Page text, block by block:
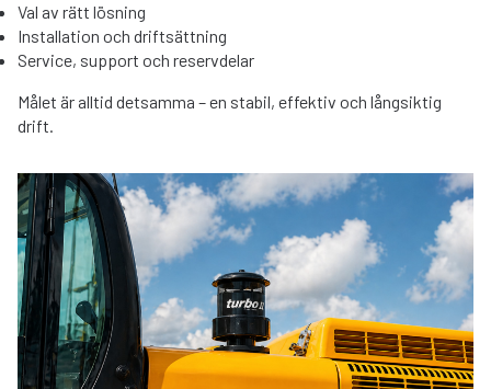
Val av rätt lösning
Installation och driftsättning
Service, support och reservdelar
Målet är alltid detsamma – en stabil, effektiv och långsiktig
drift.